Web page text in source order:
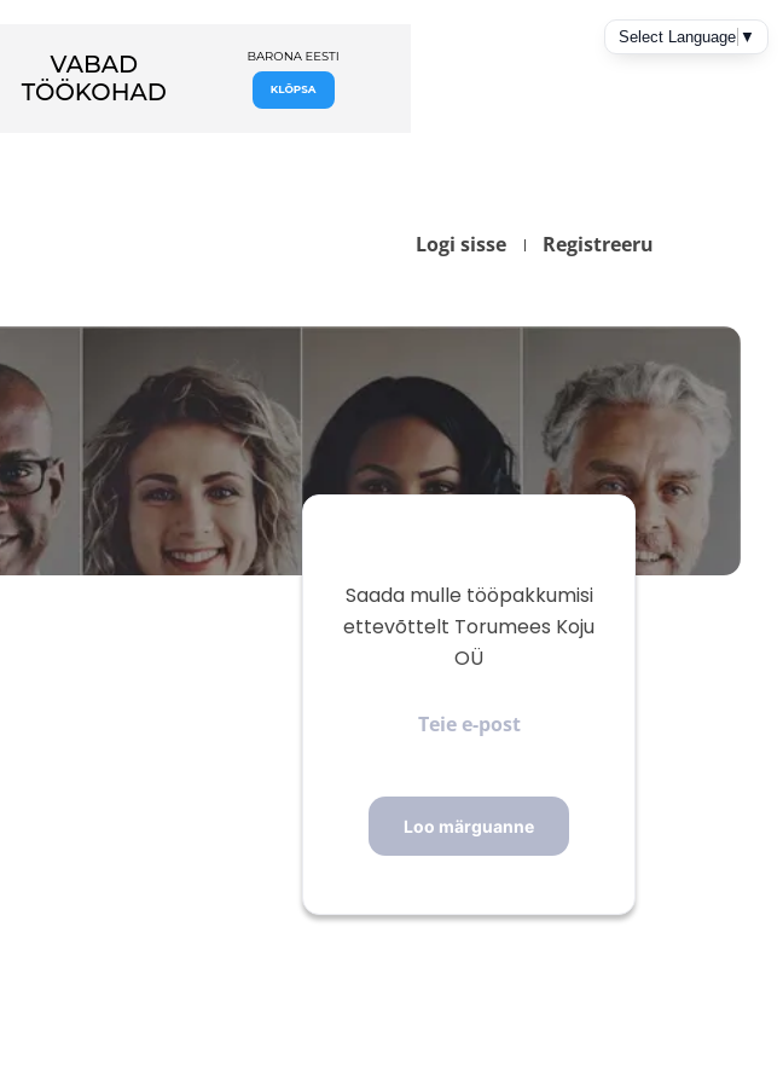
Logi sisse Registreeru
Saada mulle tööpakkumisi
ettevõttelt Torumees Koju
OÜ